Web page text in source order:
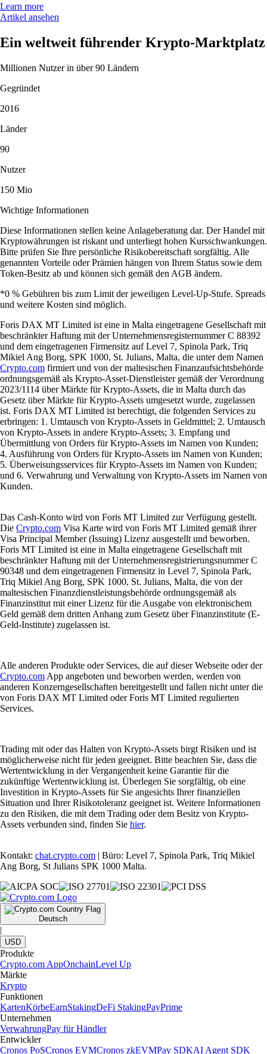
Learn more
Artikel ansehen
Ein weltweit führender Krypto-Marktplatz
Millionen Nutzer in über 90 Ländern
Gegründet
2016
Länder
90
Nutzer
150 Mio
Wichtige Informationen
Diese Informationen stellen keine Anlageberatung dar. Der Handel mit
Kryptowährungen ist riskant und unterliegt hohen Kursschwankungen.
Bitte prüfen Sie Ihre persönliche Risikobereitschaft sorgfältig. Alle
genannten Vorteile oder Prämien hängen von Ihrem Status sowie dem
Token-Besitz ab und können sich gemäß den AGB ändern.
*0 % Gebühren bis zum Limit der jeweiligen Level-Up-Stufe. Spreads
und weitere Kosten sind möglich.
Foris DAX MT Limited ist eine in Malta eingetragene Gesellschaft mit
beschränkter Haftung mit der Unternehmensregisternummer C 88392
und dem eingetragenen Firmensitz auf Level 7, Spinola Park, Triq
Mikiel Ang Borg, SPK 1000, St. Julians, Malta, die unter dem Namen
Crypto.com firmiert und von der maltesischen Finanzaufsichtsbehörde
ordnungsgemäß als Krypto-Asset-Dienstleister gemäß der Verordnung
2023/1114 über Märkte für Krypto-Assets, die in Malta durch das
Gesetz über Märkte für Krypto-Assets umgesetzt wurde, zugelassen
ist. Foris DAX MT Limited ist berechtigt, die folgenden Services zu
erbringen: 1. Umtausch von Krypto-Assets in Geldmittel; 2. Umtausch
von Krypto-Assets in andere Krypto-Assets; 3. Empfang und
Übermittlung von Orders für Krypto-Assets im Namen von Kunden;
4. Ausführung von Orders für Krypto-Assets im Namen von Kunden;
5. Überweisungsservices für Krypto-Assets im Namen von Kunden;
und 6. Verwahrung und Verwaltung von Krypto-Assets im Namen von
Kunden.
Das Cash-Konto wird von Foris MT Limited zur Verfügung gestellt.
Die Crypto.com Visa Karte wird von Foris MT Limited gemäß ihrer
Visa Principal Member (Issuing) Lizenz ausgestellt und beworben.
Foris MT Limited ist eine in Malta eingetragene Gesellschaft mit
beschränkter Haftung mit der Unternehmensregistrierungsnummer C
90348 und dem eingetragenen Firmensitz in Level 7, Spinola Park,
Triq Mikiel Ang Borg, SPK 1000, St. Julians, Malta, die von der
maltesischen Finanzdienstleistungsbehörde ordnungsgemäß als
Finanzinstitut mit einer Lizenz für die Ausgabe von elektronischem
Geld gemäß dem dritten Anhang zum Gesetz über Finanzinstitute (E-
Geld-Institute) zugelassen ist.
Alle anderen Produkte oder Services, die auf dieser Webseite oder der
Crypto.com App angeboten und beworben werden, werden von
anderen Konzerngesellschaften bereitgestellt und fallen nicht unter die
von Foris DAX MT Limited oder Foris MT Limited regulierten
Services.
Trading mit oder das Halten von Krypto-Assets birgt Risiken und ist
möglicherweise nicht für jeden geeignet. Bitte beachten Sie, dass die
Wertentwicklung in der Vergangenheit keine Garantie für die
zukünftige Wertentwicklung ist. Überlegen Sie sorgfältig, ob eine
Investition in Krypto-Assets für Sie angesichts Ihrer finanziellen
Situation und Ihrer Risikotoleranz geeignet ist. Weitere Informationen
zu den Risiken, die mit dem Trading oder dem Besitz von Krypto-
Assets verbunden sind, finden Sie hier.
Kontakt: chat.crypto.com | Büro: Level 7, Spinola Park, Triq Mikiel
Ang Borg, St Julians SPK 1000 Malta.
Deutsch
|
USD
Produkte
Crypto.com AppOnchainLevel Up
Märkte
Krypto
Funktionen
KartenKörbeEarnStakingDeFi StakingPayPrime
Unternehmen
VerwahrungPay für Händler
Entwickler
Cronos PoSCronos EVMCronos zkEVMPay SDKAI Agent SDK